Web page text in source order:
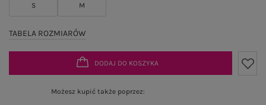
S M
TABELA ROZMIARÓW
DODAJ DO KOSZYKA
Możesz kupić także poprzez: